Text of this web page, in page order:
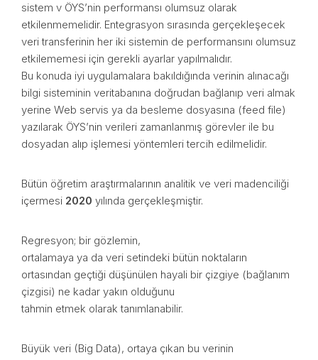
sistem v ÖYS’nin performansı olumsuz olarak
etkilenmemelidir. Entegrasyon sırasında gerçekleşecek
veri transferinin her iki sistemin de performansını olumsuz
etkilememesi için gerekli ayarlar yapılmalıdır.
Bu konuda iyi uygulamalara bakıldığında verinin alınacağı
bilgi sisteminin veritabanına doğrudan bağlanıp veri almak
yerine Web servis ya da besleme dosyasına (feed file)
yazılarak ÖYS’nin verileri zamanlanmış görevler ile bu
dosyadan alıp işlemesi yöntemleri tercih edilmelidir.
Bütün öğretim araştırmalarının analitik ve veri madenciliği
içermesi 2020 yılında gerçekleşmiştir.
Regresyon; bir gözlemin,
ortalamaya ya da veri setindeki bütün noktaların
ortasından geçtiği düşünülen hayali bir çizgiye (bağlanım
çizgisi) ne kadar yakın olduğunu
tahmin etmek olarak tanımlanabilir.
Büyük veri (Big Data), ortaya çıkan bu verinin